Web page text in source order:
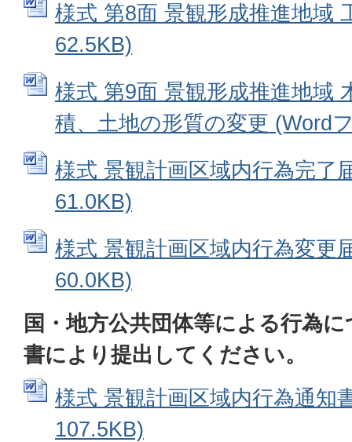
様式 第8面 景観形成推進地域
62.5KB)
様式 第9面 景観形成推進地域
積、土地の形質の変更 (Word
様式 景観計画区域内行為完了
61.0KB)
様式 景観計画区域内行為変更
60.0KB)
国・地方公共団体等による行為
書により提出してください。
様式 景観計画区域内行為通知
107.5KB)